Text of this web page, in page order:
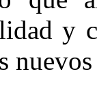
y